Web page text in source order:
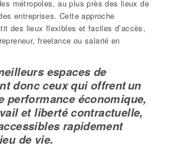
métropoles, au plus près des lieux de
entreprises. Cette approche
des lieux flexibles et faciles d’accès,
freelance ou salarié en
espaces de
donc ceux qui offrent un
performance économique,
et liberté contractuelle,
rapidement
de vie.